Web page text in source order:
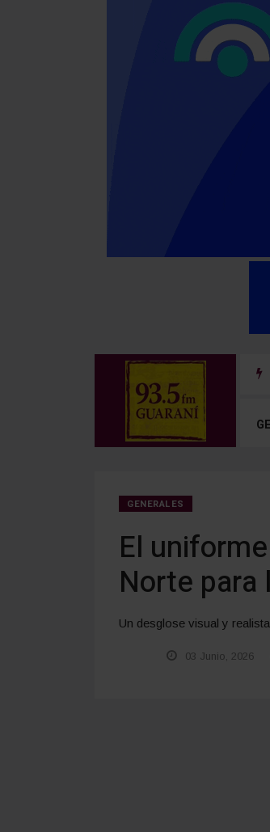
sistema de prevención del riesgo hidrológico en la
GENERALES
El
Norte para
Un desglose visual y
03 Junio, 2026